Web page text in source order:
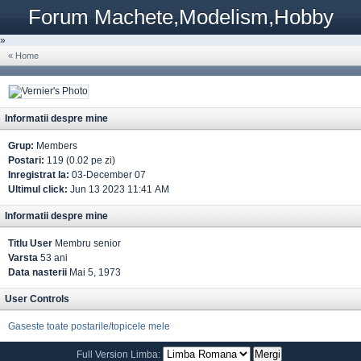
Forum Machete,Modelism,Hobby
»
« Home
Informatii despre mine
Grup: Members
Postari: 119 (0.02 pe zi)
Inregistrat la: 03-December 07
Ultimul click: Jun 13 2023 11:41 AM
Informatii despre mine
Titlu User Membru senior
Varsta 53 ani
Data nasterii Mai 5, 1973
User Controls
Gaseste toate postarile/topicele mele
Full Version Limba: